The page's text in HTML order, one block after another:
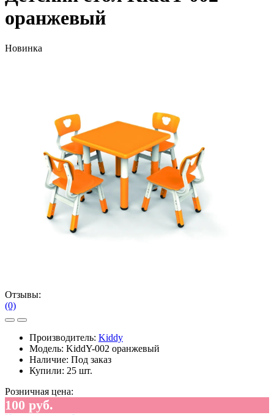
оранжевый
Новинка
Отзывы:
(0)
Производитель: Kiddy
Модель: KiddY-002 оранжевый
Наличие: Под заказ
Купили: 25 шт.
Розничная цена:
100 руб.